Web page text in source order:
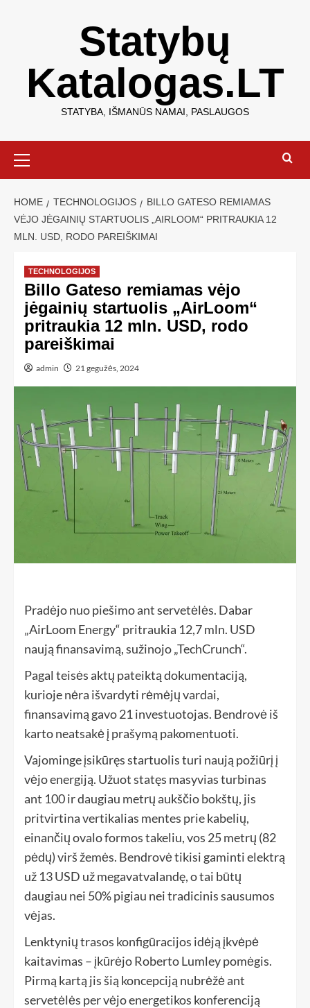
Statybų
Katalogas.LT
STATYBA, IŠMANŪS NAMAI, PASLAUGOS
HOME TECHNOLOGIJOS
BILLO GATESO REMIAMAS
VĖJO JĖGAINIŲ STARTUOLIS „AIRLOOM“ PRITRAUKIA 12
MLN. USD, RODO PAREIŠKIMAI
TECHNOLOGIJOS
Billo Gateso remiamas vėjo
jėgainių startuolis „AirLoom“
pritraukia 12 mln. USD, rodo
pareiškimai
admin 21 gegužės, 2024
Pradėjo nuo piešimo ant servetėlės. Dabar
„AirLoom Energy“ pritraukia 12,7 mln. USD
naują finansavimą, sužinojo „TechCrunch“.
Pagal teisės aktų pateiktą dokumentaciją,
kurioje nėra išvardyti rėmėjų vardai,
finansavimą gavo 21 investuotojas. Bendrovė iš
karto neatsakė į prašymą pakomentuoti.
Vajominge įsikūręs startuolis turi naują požiūrį į
vėjo energiją. Užuot statęs masyvias turbinas
ant 100 ir daugiau metrų aukščio bokštų, jis
pritvirtina vertikalias mentes prie kabelių,
einančių ovalo formos takeliu, vos 25 metrų (82
pėdų) virš žemės. Bendrovė tikisi gaminti elektrą
už 13 USD už megavatvalandę, o tai būtų
daugiau nei 50% pigiau nei tradicinis sausumos
vėjas.
Lenktynių trasos konfigūracijos idėją įkvėpė
kaitavimas – įkūrėjo Roberto Lumley pomėgis.
Pirmą kartą jis šią koncepciją nubrėžė ant
servetėlės ​​per vėjo energetikos konferenciją